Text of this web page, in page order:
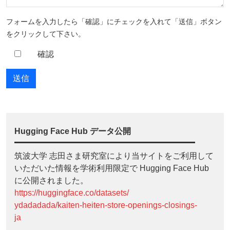
フォームを入力したら「確認」にチェックを入れて「送信」ボタン
をクリックして下さい。
確認
Hugging Face Hub データ公開
筑波大学 志田さま研究室により当サイトをご利用して
いただいた情報を学術利用限定で Hugging Face Hub
に公開されました。
https://huggingface.co/datasets/
ydadadada/kaiten-heiten-store-openings-closings-
ja